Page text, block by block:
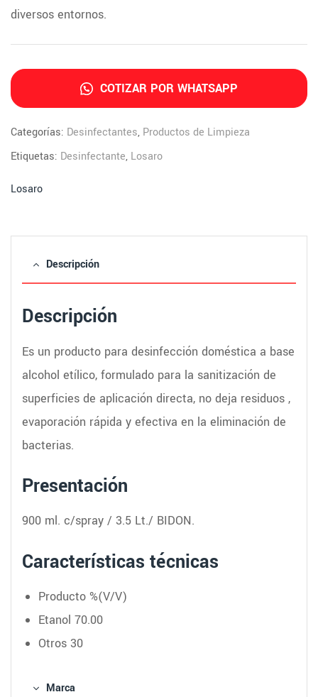
diversos entornos.
COTIZAR POR WHATSAPP
Categorías: Desinfectantes, Productos de Limpieza
Etiquetas: Desinfectante, Losaro
Losaro
Descripción
Descripción
Es un producto para desinfección doméstica a base
alcohol etílico, formulado para la sanitización de
superficies de aplicación directa, no deja residuos ,
evaporación rápida y efectiva en la eliminación de
bacterias.
Presentación
900 ml. c/spray / 3.5 Lt./ BIDON.
Características técnicas
Producto %(V/V)
Etanol 70.00
Otros 30
Marca